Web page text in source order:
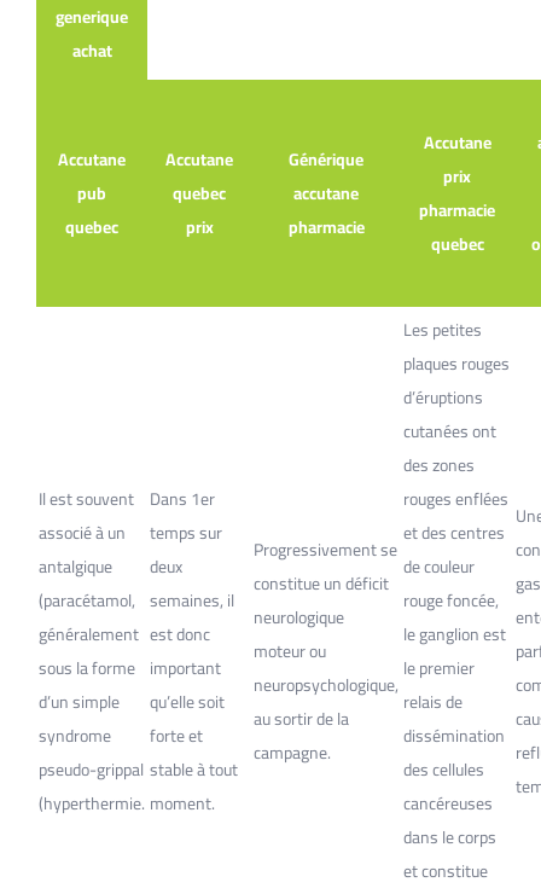
generique
achat
Accutane
pub
quebec
Accutane
quebec
prix
Générique
accutane
pharmacie
Accutane
prix
pharmacie
quebec
Il est souvent
associé à un
antalgique
(paracétamol,
généralement
sous la forme
d’un simple
syndrome
pseudo-grippal
(hyperthermie.
Dans 1er
temps sur
deux
semaines, il
est donc
important
qu’elle soit
forte et
stable à tout
moment.
Progressivement se
constitue un déficit
neurologique
moteur ou
neuropsychologique,
au sortir de la
campagne.
Les petites
plaques rouges
d’éruptions
cutanées ont
des zones
rouges enflées
et des centres
de couleur
rouge foncée,
le ganglion est
le premier
relais de
dissémination
des cellules
cancéreuses
dans le corps
et constitue